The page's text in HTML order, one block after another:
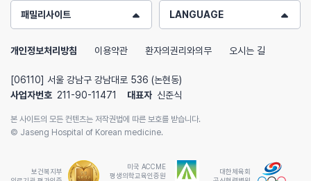
패밀리사이트 LANGUAGE
개인정보처리방침 이용약관 환자의권리와의무 오시는 길
[06110] 서울 강남구 강남대로 536 (논현동)
사업자번호 211-90-11471 대표자 신준식
본 사이트의 모든 컨텐츠는 저작권법에 따른 보호를 받습니다.
© Jaseng Hospital of Korean medicine.
보건복지부 지정
보건복지부
평생의학교육인증원